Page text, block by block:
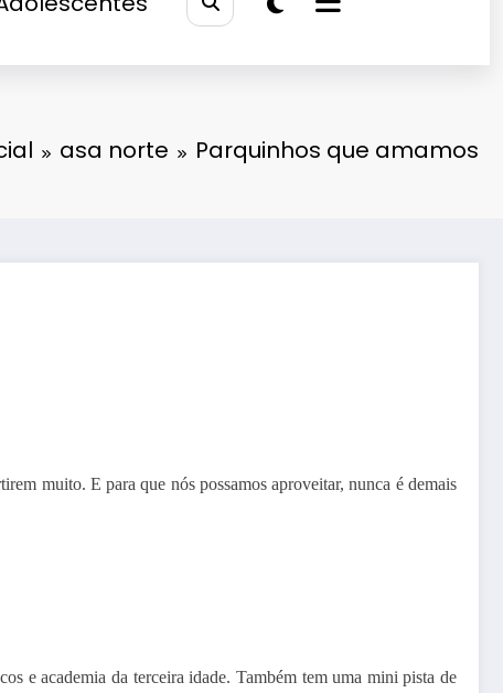
asa norte Parquinhos que amamos
muito. E para que nós possamos aproveitar, nunca é demais
e academia da terceira idade. Também tem uma mini pista de